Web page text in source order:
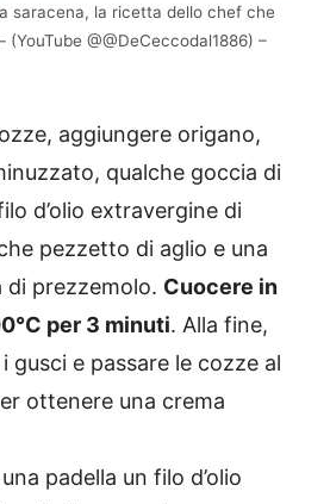
saracena, la ricetta dello chef che
(YouTube @@DeCeccodal1886) –
aggiungere origano,
qualche goccia di
d’olio extravergine di
pezzetto di aglio e una
di prezzemolo. Cuocere in
per 3 minuti. Alla fine,
gusci e passare le cozze al
ottenere una crema
padella un filo d’olio